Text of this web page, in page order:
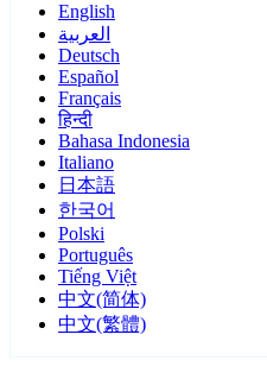
English
العربية
Deutsch
Español
Français
हिन्दी
Bahasa Indonesia
Italiano
日本語
한국어
Polski
Português
Tiếng Việt
中文(简体)
中文(繁體)